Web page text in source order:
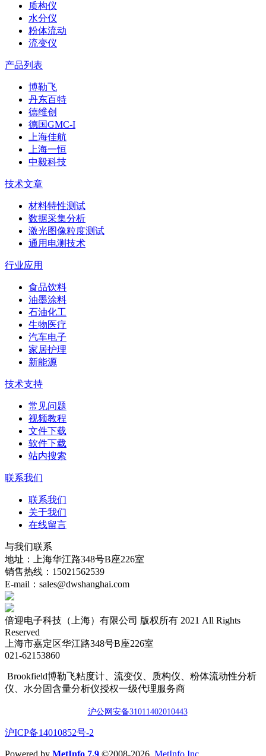
质构仪
水分仪
粉体流动
流变仪
产品列表
博勒飞
丹东百特
德维创
德国GMC-I
上海佳航
上海一恒
中毅科技
技术文章
材料特性测试
数据采集分析
激光图像粒度测试
通用电测技术
行业应用
食品饮料
油墨涂料
石油化工
生物医疗
汽车电子
家居护理
新能源
技术支持
常见问题
视频教程
文件下载
软件下载
站内搜索
联系我们
联系我们
关于我们
在线留言
与我们联系
地址：上海华江路348号B座226室
销售热线：15021562539
E-mail：sales@dwshanghai.com
倍迎电子科技（上海）有限公司 版权所有 2021 All Rights
Reserved
上海市嘉定区华江路348号B座226室
021-62153860
Brookfield博勒飞粘度计、流变仪、质构仪、粉体流动性分析
仪、水分固含量分析仪授权一级代理服务商
沪公网安备31011402010443
​沪ICP备14010852号-2